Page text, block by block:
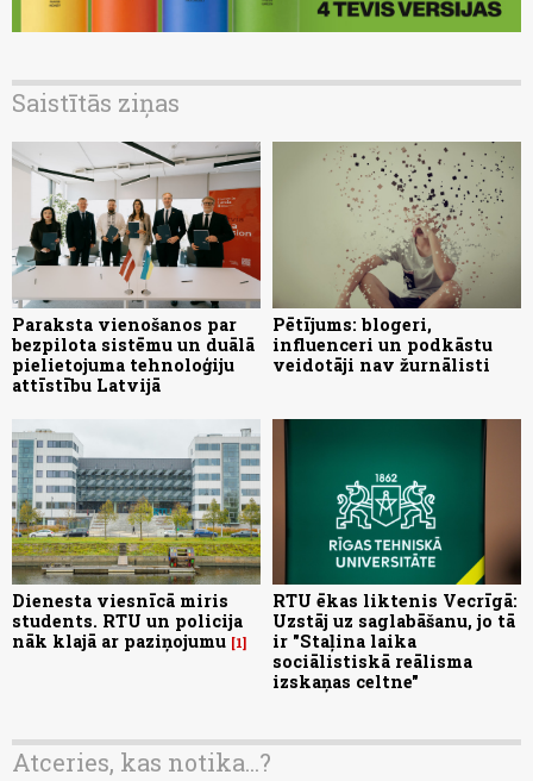
Saistītās ziņas
Paraksta vienošanos par
bezpilota sistēmu un duālā
pielietojuma tehnoloģiju
attīstību Latvijā
Pētījums: blogeri,
influenceri un podkāstu
veidotāji nav žurnālisti
Dienesta viesnīcā miris
students. RTU un policija
nāk klajā ar paziņojumu 1
RTU ēkas liktenis Vecrīgā:
Uzstāj uz saglabāšanu, jo tā
ir "Staļina laika
sociālistiskā reālisma
izskaņas celtne"
Atceries, kas notika...?